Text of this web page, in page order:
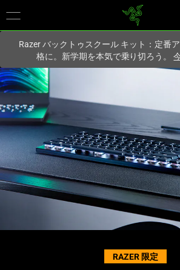
サイトにアクセスしています.
Razer バックトゥスクール キット：定番
格に。新学期を本気で乗り切ろう。
Ultra-
Slim
Wireless
Tenkeyless
Keyboard
-
RAZER 限定